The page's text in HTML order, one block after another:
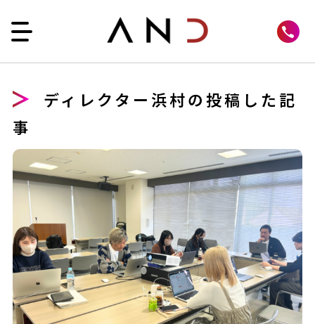
ディレクター浜村の投稿した記
事